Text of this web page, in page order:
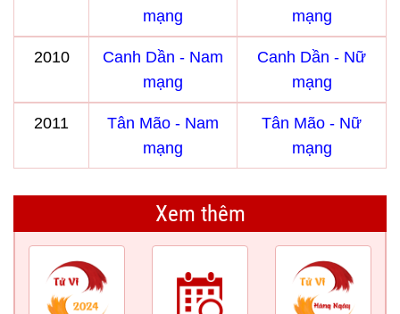
mạng
mạng
2010
Canh Dần - Nam
mạng
Canh Dần - Nữ
mạng
2011
Tân Mão - Nam
mạng
Tân Mão - Nữ
mạng
Xem thêm